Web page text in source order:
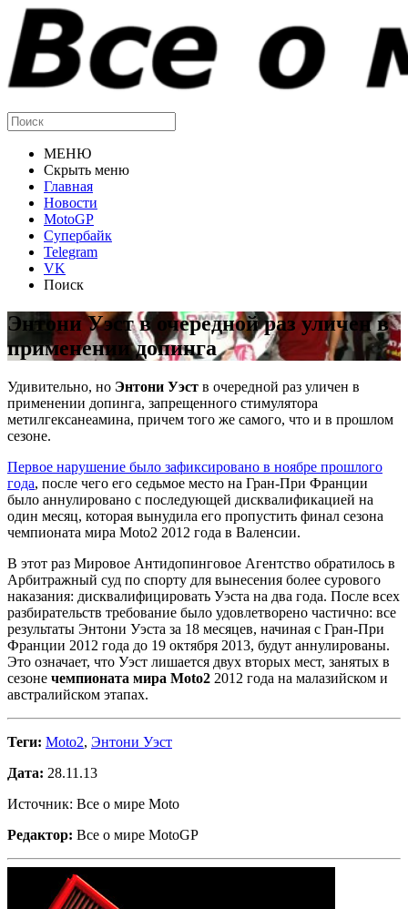
МЕНЮ
Скрыть меню
Главная
Новости
MotoGP
Супербайк
Telegram
VK
Поиск
Энтони Уэст в очередной раз уличен в
применении допинга
Удивительно, но Энтони Уэст в очередной раз уличен в
применении допинга, запрещенного стимулятора
метилгексанеамина, причем того же самого, что и в прошлом
сезоне.
Первое нарушение было зафиксировано в ноябре прошлого
года, после чего его седьмое место на Гран-При Франции
было аннулировано с последующей дисквалификацией на
один месяц, которая вынудила его пропустить финал сезона
чемпионата мира Moto2 2012 года в Валенсии.
В этот раз Мировое Антидопинговое Агентство обратилось в
Арбитражный суд по спорту для вынесения более сурового
наказания: дисквалифицировать Уэста на два года. После всех
разбирательств требование было удовлетворено частично: все
результаты Энтони Уэста за 18 месяцев, начиная с Гран-При
Франции 2012 года до 19 октября 2013, будут аннулированы.
Это означает, что Уэст лишается двух вторых мест, занятых в
сезоне чемпионата мира Moto2 2012 года на малазийском и
австралийском этапах.
Теги: Moto2, Энтони Уэст
Дата: 28.11.13
Источник: Все о мире Moto
Редактор: Все о мире MotoGP